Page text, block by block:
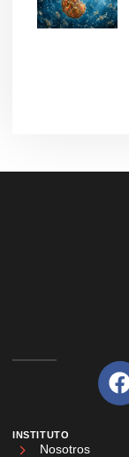
INSTITUTO
Nosotros